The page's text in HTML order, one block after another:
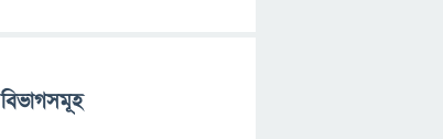
বিভাগসমূহ